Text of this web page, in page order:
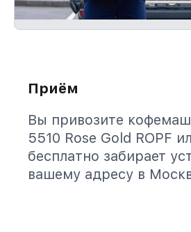
Приём
Вы привозите
5510 Rose Gold ROPF
бесплатно забирает
вашему адресу в